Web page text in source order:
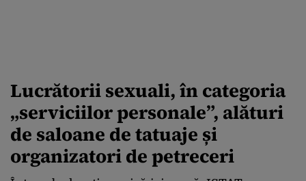
Lucrătorii sexuali, în categoria
„serviciilor personale”, alături
de saloane de tatuaje și
organizatori de petreceri